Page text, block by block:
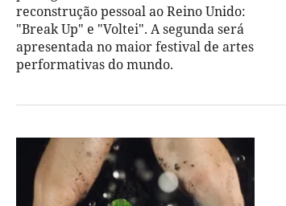
reconstrução pessoal ao Reino Unido:
"Break Up" e "Voltei". A segunda será
apresentada no maior festival de artes
performativas do mundo.